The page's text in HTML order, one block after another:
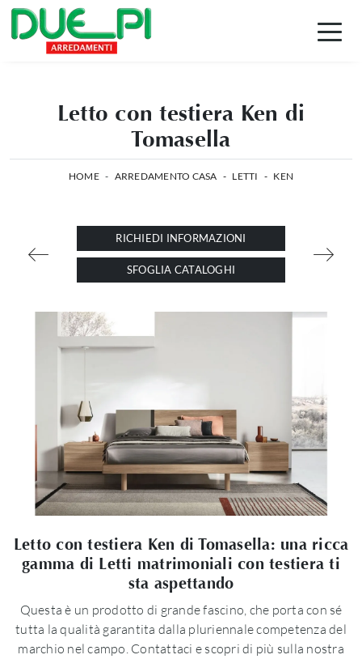
Letto con testiera Ken di
Tomasella
HOME - ARREDAMENTO CASA - LETTI - KEN
RICHIEDI INFORMAZIONI
SFOGLIA CATALOGHI
Letto con testiera Ken di Tomasella: una ricca
gamma di Letti matrimoniali con testiera ti
sta aspettando
Questa è un prodotto di grande fascino, che porta con sé
tutta la qualità garantita dalla pluriennale competenza del
marchio nel campo. Contattaci e scopri di più sulla nostra